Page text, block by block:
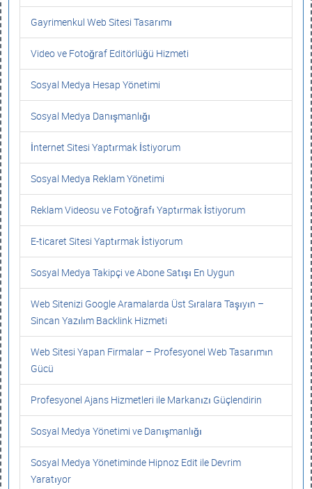
Gayrimenkul Web Sitesi Tasarımı
Video ve Fotoğraf Editörlüğü Hizmeti
Sosyal Medya Hesap Yönetimi
Sosyal Medya Danışmanlığı
İnternet Sitesi Yaptırmak İstiyorum
Sosyal Medya Reklam Yönetimi
Reklam Videosu ve Fotoğrafı Yaptırmak İstiyorum
E-ticaret Sitesi Yaptırmak İstiyorum
Sosyal Medya Takipçi ve Abone Satışı En Uygun
Web Sitenizi Google Aramalarda Üst Sıralara Taşıyın –
Sincan Yazılım Backlink Hizmeti
Web Sitesi Yapan Firmalar – Profesyonel Web Tasarımın
Gücü
Profesyonel Ajans Hizmetleri ile Markanızı Güçlendirin
Sosyal Medya Yönetimi ve Danışmanlığı
Sosyal Medya Yönetiminde Hipnoz Edit ile Devrim
Yaratıyor